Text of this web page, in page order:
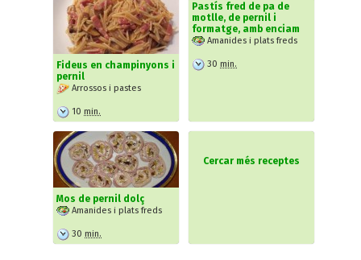
Fideus en champinyons i
pernil
Arrossos i pastes
10 min.
Pastís fred de pa de
motlle, de pernil i
formatge, amb enciam
Amanides i plats freds
30 min.
Mos de pernil dolç
Amanides i plats freds
30 min.
Cercar més receptes